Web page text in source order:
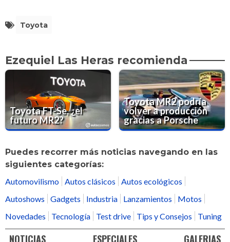
Toyota
Ezequiel Las Heras recomienda
Toyota FT-Se, ¿el
futuro MR2?
Toyota MR2 podría
volver a producción
gracias a Porsche
Puedes recorrer más noticias navegando en las
siguientes categorías:
Automovilismo Autos clásicos
Autos ecológicos
Autoshows
Gadgets Industria Lanzamientos
Motos
Novedades
Tecnología Test drive Tips y Consejos Tuning
NOTICIAS ESPECIALES GALERIAS